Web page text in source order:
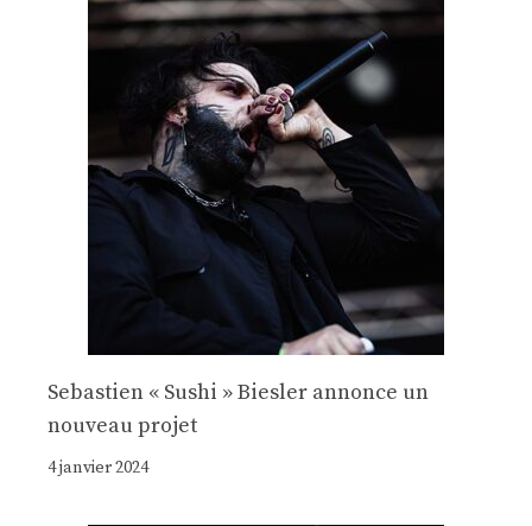
Sebastien « Sushi » Biesler annonce un
nouveau projet
4 janvier 2024